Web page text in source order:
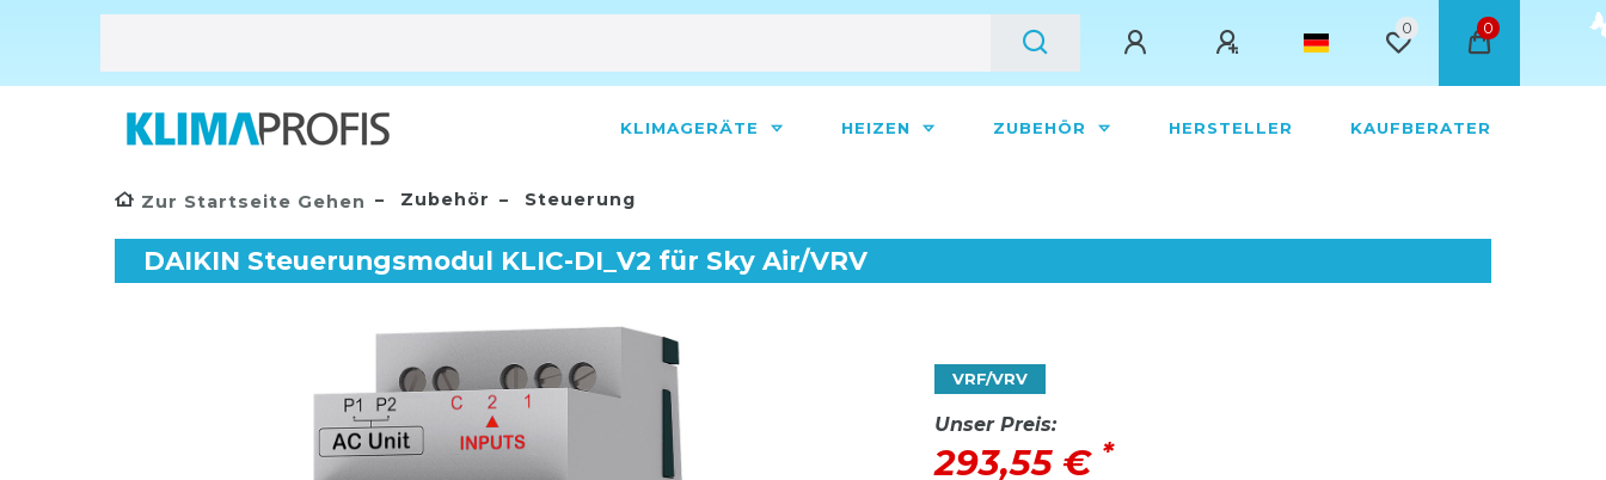
0 0
KLIMAGERÄTE HEIZEN ZUBEHÖR HERSTELLER KAUFBERATER
Zur Startseite Gehen Zubehör Steuerung
DAIKIN Steuerungsmodul KLIC-DI_V2 für Sky Air/VRV
VRF/VRV
Unser Preis:
293,55 € *